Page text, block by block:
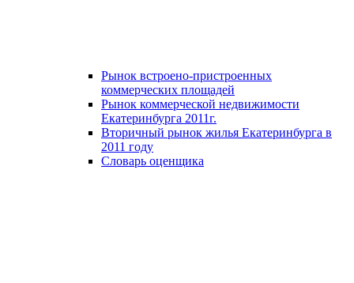
Рынок встроено-пристроенных
коммерческих площадей
Рынок коммерческой недвижимости
Екатеринбурга 2011г.
Вторичный рынок жилья Екатеринбурга в
2011 году
Словарь оценщика